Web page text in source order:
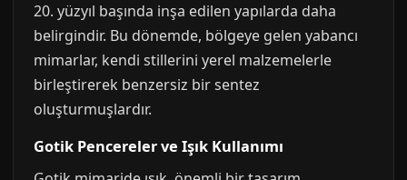
20. yüzyıl başında inşa edilen yapılarda daha
belirgindir. Bu dönemde, bölgeye gelen yabancı
mimarlar, kendi stillerini yerel malzemelerle
birleştirerek benzersiz bir sentez
oluşturmuşlardır.
Gotik Pencereler ve Işık Kullanımı